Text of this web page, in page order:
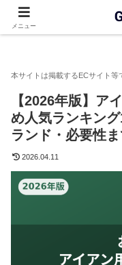
アイアン
【2026年版】ア
め人気ランキン
ランド・必要性
2026.04.11
メニュー